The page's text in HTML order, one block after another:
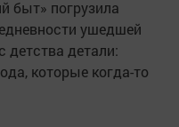
быт» погрузила
ушедшей
детства детали:
которые когда-то